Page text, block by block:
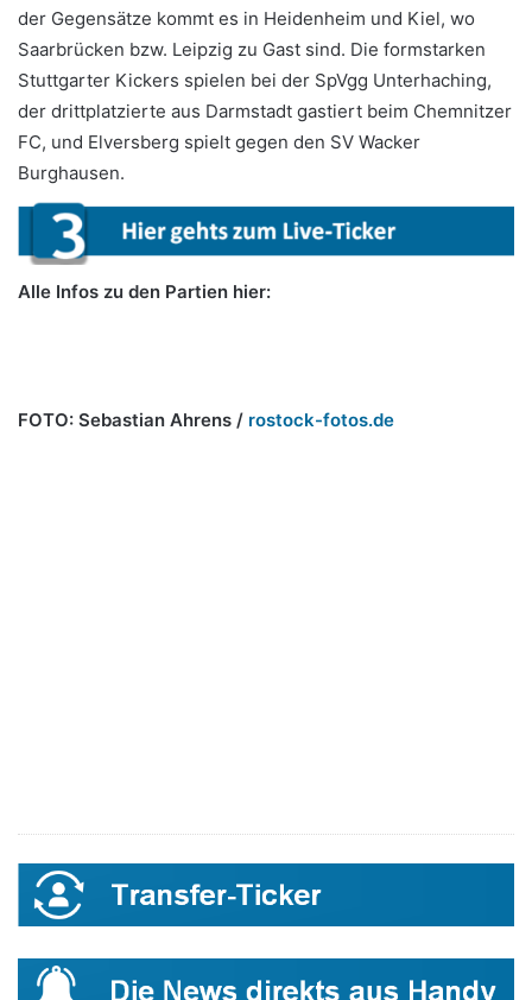
der Gegensätze kommt es in Heidenheim und Kiel, wo
Saarbrücken bzw. Leipzig zu Gast sind. Die formstarken
Stuttgarter Kickers spielen bei der SpVgg Unterhaching,
der drittplatzierte aus Darmstadt gastiert beim Chemnitzer
FC, und Elversberg spielt gegen den SV Wacker
Burghausen.
Alle Infos zu den Partien hier:
FOTO: Sebastian Ahrens / rostock-fotos.de